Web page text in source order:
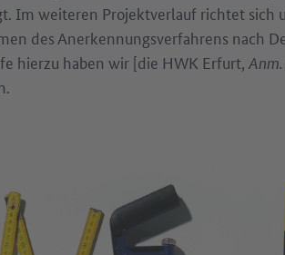
Im weiteren Projektverlauf richtet sich
des Anerkennungsverfahrens nach
hierzu haben wir [die HWK Erfurt,